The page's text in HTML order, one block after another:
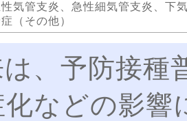
性気管支炎、急性細気管支炎、下
（その他）
、予防接種
などの影響